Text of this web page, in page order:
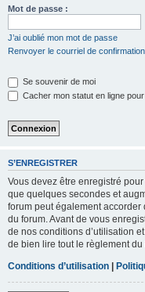
Mot de passe :
J’ai oublié mon mot de passe
Renvoyer le courriel de confirmation
Se souvenir de moi
Cacher mon statut en ligne
S’ENREGISTRER
Vous devez être enregistré
que quelques secondes et
forum peut également
du forum. Avant de vous
de nos conditions d’utilisation
de bien lire tout le règlement du
Conditions d’utilisation |